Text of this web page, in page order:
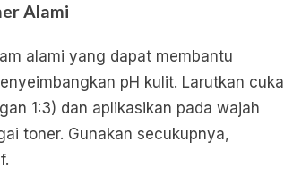
Alami
alami yang dapat membantu
pH kulit. Larutkan cuka
1:3) dan aplikasikan pada wajah
toner. Gunakan secukupnya,